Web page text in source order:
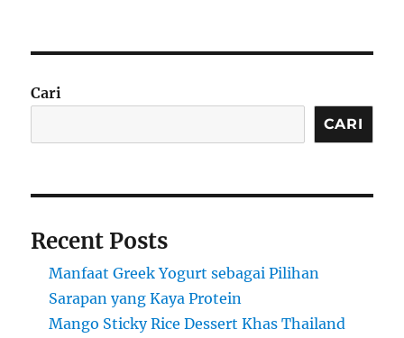
Cari
CARI
Recent Posts
Manfaat Greek Yogurt sebagai Pilihan
Sarapan yang Kaya Protein
Mango Sticky Rice Dessert Khas Thailand